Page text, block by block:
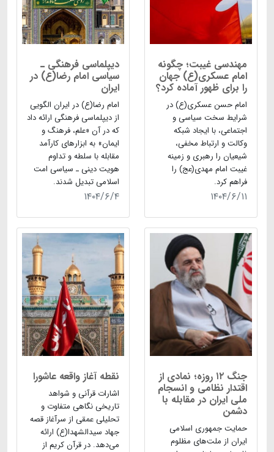
مهندسی غیبت؛ چگونه
امام عسکری(ع) جهان
را برای ظهور آماده کرد؟
امام حسن عسکری(ع) در
شرایط سخت سیاسی و
اجتماعی، با ایجاد شبکه
وکالت و ارتباط مخفی،
شیعیان را رهبری و زمینه
غیبت امام مهدی(عج) را
فراهم کرد.
۱۴۰۴/۶/۱۱
دیپلماسی فرهنگی ـ
سیاسی امام رضا(ع) در
ایران
امام رضا(ع) در ایران الگویی
از دیپلماسی فرهنگی ارائه داد
که در آن «علم، فرهنگ و
ایمان» به ابزارهای کارآمد
مقابله با سلطه و تداوم
هویت دینی ـ سیاسی امت
اسلامی تبدیل شدند.
۱۴۰۴/۶/۴
جنگ ۱۲ روزه؛ نمادی از
اقتدار نظامی و انسجام
ملی ایران در مقابله با
دشمن
حمایت جمهوری اسلامی
ایران از ملت‌های مظلوم
نقطه آغاز واقعه عاشورا
اشارات قرآنی و شواهد
تاریخی نگاهی متفاوت و
تحلیلی عمقی از سرآغاز قصه
جهاد سیدالشهدا(ع) ارائه
می‌دهد. در قرآن کریم از